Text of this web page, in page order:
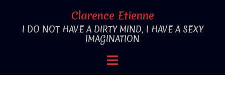
contenu
Clarence Etienne
I DO NOT HAVE A DIRTY MIND, I HAVE A SEXY
IMAGINATION
Ouvrir/fermer